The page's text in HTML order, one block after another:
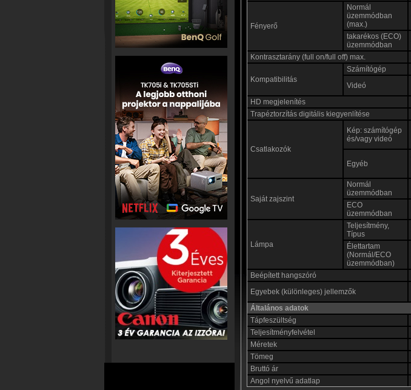
Fényerő
Normál
üzemmódban
(max.)
takarékos (ECO)
üzemmódban
Kontrasztarány (full on/full off) max.
Kompatibilitás
Számítógép
Videó
HD megjelenítés
Trapéztorzítás digitális kiegyenlítése
Csatlakozók
Kép: számítógép
és/vagy videó
Egyéb
Saját zajszint
Normál
üzemmódban
ECO
üzemmódban
Lámpa
Teljesítmény,
Típus
Élettartam
(Normál/ECO
üzemmódban)
Beépített hangszóró
Egyebek (különleges) jellemzők
Általános adatok
Tápfeszültség
Teljesítményfelvétel
Méretek
Tömeg
Bruttó ár
Angol nyelvű adatlap